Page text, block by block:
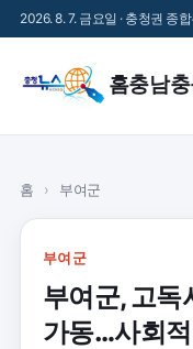
2026. 8. 7. 금요일 · 충청권 종
홈충남
홈 › 부여군
부여군
부여군, 고독
가동…사회